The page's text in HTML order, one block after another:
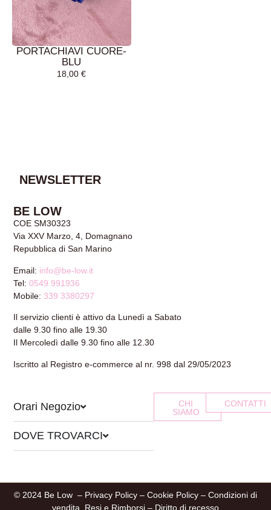
PORTACHIAVI CUORE-
BLU
18,00€
NEWSLETTER
BE LOW
COE SM30323
Via XXV Marzo, 4, Domagnano
Repubblica di San Marino
Email: info@be-low.it
Tel:0549 991936
Mobile: 339 3380297
Il servizio clienti è attivo da Lunedì a Sabato
dalle 9.30 fino alle 19.30
Il Mercoledì dalle 9.30 fino alle 12.30
Iscritto al Registro e-commerce al nr. 998 dal 29/05/2023
Orari Negozio
DOVE TROVARCI
CHI
SIAMO
CONTATTI
© 2024 Be Low – Privacy Policy – Cookie Policy – Condizioni di
vendita, Resi e Rimborsi – Diritto di recesso